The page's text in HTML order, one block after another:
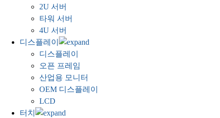
2U 서버
타워 서버
4U 서버
디스플레이
디스플레이
오픈 프레임
산업용 모니터
OEM 디스플레이
LCD
터치